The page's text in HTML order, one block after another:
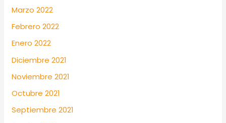
Marzo 2022
Febrero 2022
Enero 2022
Diciembre 2021
Noviembre 2021
Octubre 2021
Septiembre 2021